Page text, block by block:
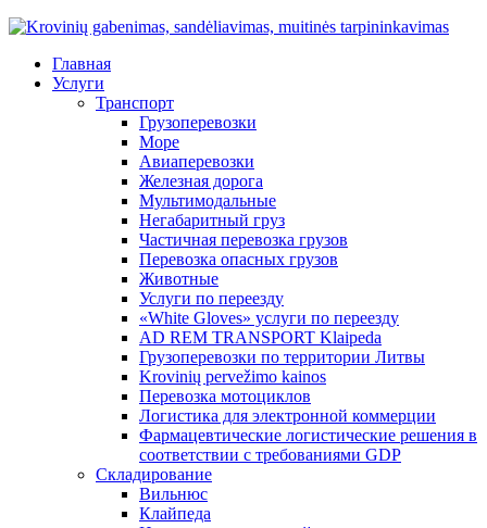
Главная
Услуги
Транспорт
Грузоперевозки
Море
Авиаперевозки
Железная дорога
Мультимодальные
Негабаритный груз
Частичная перевозка грузов
Перевозка опасных грузов
Животные
Услуги по переезду
«White Gloves» услуги по переезду
AD REM TRANSPORT Klaipeda
Грузоперевозки по территории Литвы
Krovinių pervežimo kainos
Перевозка мотоциклов
Логистика для электронной коммерции
Фармацевтические логистические решения в
соответствии с требованиями GDP
Складирование
Вильнюс
Клайпеда